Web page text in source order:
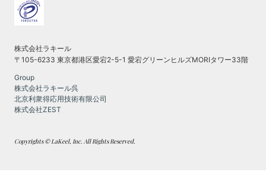
株式会社ラキール
〒105-6233 東京都港区愛宕2-5-1 愛宕グリーンヒルズMORIタワー33階
Group
株式会社ラキール呉
北京利衆得応用技術有限公司
株式会社ZEST
Copyrights © LaKeel, Inc. All Rights Reserved.